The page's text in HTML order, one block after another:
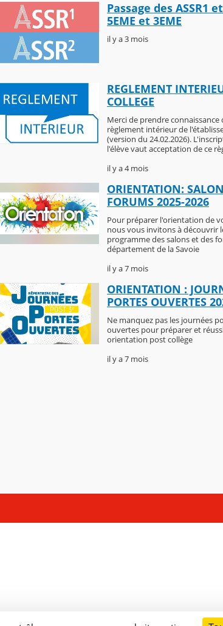
Passage des ASSR1
5EME et 3EME
il y a 3 mois
REGLEMENT
COLLEGE
Merci de prendre connaissance
règlement intérieur de
(version du 24.02.2026).
l'élève vaut acceptation de ce
il y a 4 mois
ORIENTATION:
FORUMS 2025-2026
Pour préparer l'orientation de
nous vous invitons à découvrir
programme des salons et des
département de la Savoie
il y a 7 mois
ORIENTATION :
PORTES OUVERTES
Ne manquez pas les journées
ouvertes pour préparer et
orientation post collège
il y a 7 mois